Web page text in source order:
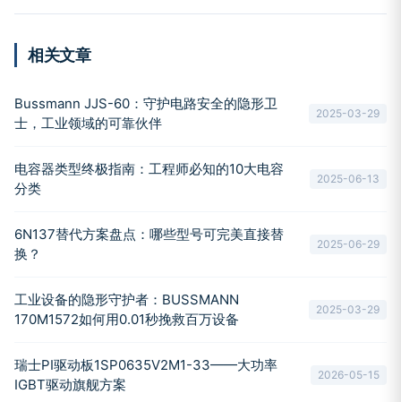
相关文章
Bussmann JJS-60：守护电路安全的隐形卫
士，工业领域的可靠伙伴
2025-03-29
电容器类型终极指南：工程师必知的10大电容
分类
2025-06-13
6N137替代方案盘点：哪些型号可完美直接替
换？
2025-06-29
工业设备的隐形守护者：BUSSMANN
170M1572如何用0.01秒挽救百万设备
2025-03-29
瑞士PI驱动板1SP0635V2M1-33——大功率
IGBT驱动旗舰方案
2026-05-15